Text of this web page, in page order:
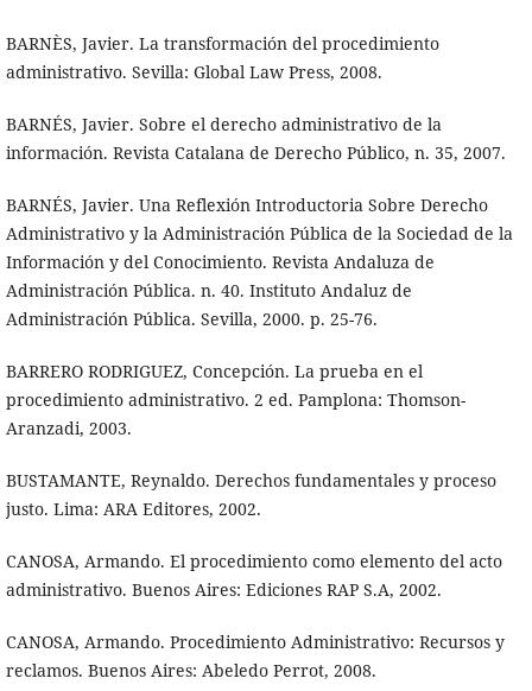
BARNÈS, Javier. La transformación del procedimiento
administrativo. Sevilla: Global Law Press, 2008.
BARNÉS, Javier. Sobre el derecho administrativo de la
información. Revista Catalana de Derecho Público, n. 35, 2007.
BARNÉS, Javier. Una Reflexión Introductoria Sobre Derecho
Administrativo y la Administración Pública de la Sociedad de la
Información y del Conocimiento. Revista Andaluza de
Administración Pública. n. 40. Instituto Andaluz de
Administración Pública. Sevilla, 2000. p. 25-76.
BARRERO RODRIGUEZ, Concepción. La prueba en el
procedimiento administrativo. 2 ed. Pamplona: Thomson-
Aranzadi, 2003.
BUSTAMANTE, Reynaldo. Derechos fundamentales y proceso
justo. Lima: ARA Editores, 2002.
CANOSA, Armando. El procedimiento como elemento del acto
administrativo. Buenos Aires: Ediciones RAP S.A, 2002.
CANOSA, Armando. Procedimiento Administrativo: Recursos y
reclamos. Buenos Aires: Abeledo Perrot, 2008.